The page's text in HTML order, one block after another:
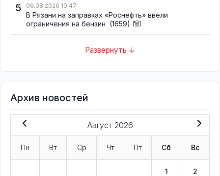
5 06.08.2026 10:47
В Рязани на заправках «Роснефть» ввели
ограничения на бензин (1659)
Развернуть ↓
Архив новостей
Август 2026
Пн Вт Ср Чт Пт Сб Вс
1 2